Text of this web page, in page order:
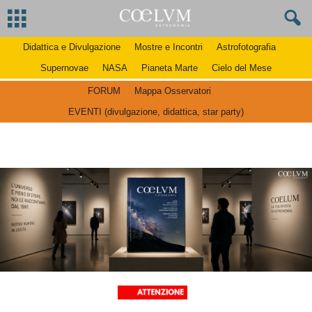
Didattica e Divulgazione Mostre e Incontri
Astrofotografia
Supernovae
NASA Pianeta Marte Cielo del Mese
FORUM
Mappa Osservatori
EVENTI (divulgazione, didattica, star party)